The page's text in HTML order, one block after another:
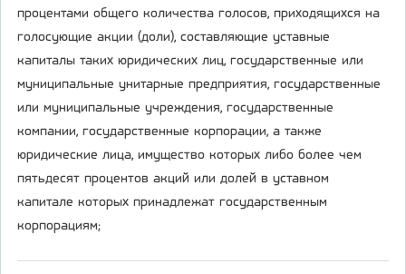
процентами общего количества голосов, приходящихся на
голосующие акции (доли), составляющие уставные
капиталы таких юридических лиц, государственные или
муниципальные унитарные предприятия, государственные
или муниципальные учреждения, государственные
компании, государственные корпорации, а также
юридические лица, имущество которых либо более чем
пятьдесят процентов акций или долей в уставном
капитале которых принадлежат государственным
корпорациям;